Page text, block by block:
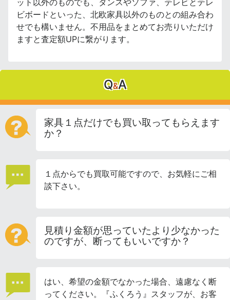
ット以外のものでも、タンスやソファ、テレビとテレ
ビボードといった、北欧家具以外のものとの組み合わ
せでも構いません。不用品をまとめてお売りいただけ
ますと査定額UPに繋がります。
Q&A
家具１点だけでも買い取ってもらえます
か？
１点からでも買取可能ですので、お気軽にご相
談下さい。
見積り金額が思っていたより少なかった
のですが、断ってもいいですか？
はい、希望の金額でなかった場合、遠慮なく断
ってください。『ふくろう』スタッフが、お客